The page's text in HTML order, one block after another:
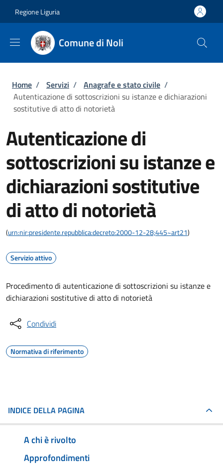
Regione Liguria
Comune di Noli
Briciole di pane
Home / Servizi / Anagrafe e stato civile /
Autenticazione di sottoscrizioni su istanze e dichiarazioni
sostitutive di atto di notorietà
Autenticazione di
sottoscrizioni su istanze e
dichiarazioni sostitutive
di atto di notorietà
(urn:nir:presidente.repubblica:decreto:2000-12-28;445~art21)
Servizio attivo
Procedimento di autenticazione di sottoscrizioni su istanze e
dichiarazioni sostitutive di atto di notorietà
Condividi
Normativa di riferimento
INDICE DELLA PAGINA
A chi è rivolto
Approfondimenti